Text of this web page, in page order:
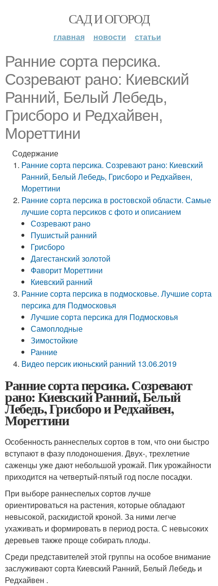
САД И ОГОРОД
главная новости статьи
Ранние сорта персика.
Созревают рано: Киевский
Ранний, Белый Лебедь,
Грисборо и Редхайвен,
Мореттини
Содержание
Ранние сорта персика. Созревают рано: Киевский
Ранний, Белый Лебедь, Грисборо и Редхайвен,
Мореттини
Ранние сорта персика в ростовской области. Самые
лучшие сорта персиков с фото и описанием
Созревают рано
Пушистый ранний
Грисборо
Дагестанский золотой
Фаворит Мореттини
Киевский ранний
Ранние сорта персика в подмосковье. Лучшие сорта
персика для Подмосковья
Лучшие сорта персика для Подмосковья
Самоплодные
Зимостойкие
Ранние
Видео персик июньский ранний 13.06.2019
Ранние сорта персика. Созревают
рано: Киевский Ранний, Белый
Лебедь, Грисборо и Редхайвен,
Мореттини
Особенность раннеспелых сортов в том, что они быстро
вступают в фазу плодоношения. Двух-, трехлетние
саженцы уже дают небольшой урожай. Пик урожайности
приходится на четвертый-пятый год после посадки.
При выборе раннеспелых сортов лучше
ориентироваться на растения, которые обладают
невысокой, раскидистой кроной. За ними легче
ухаживать и формировать в период роста. С невысоких
деревьев также проще собирать плоды.
Среди представителей этой группы на особое внимание
заслуживают сорта Киевский Ранний, Белый Лебедь и
Редхайвен .